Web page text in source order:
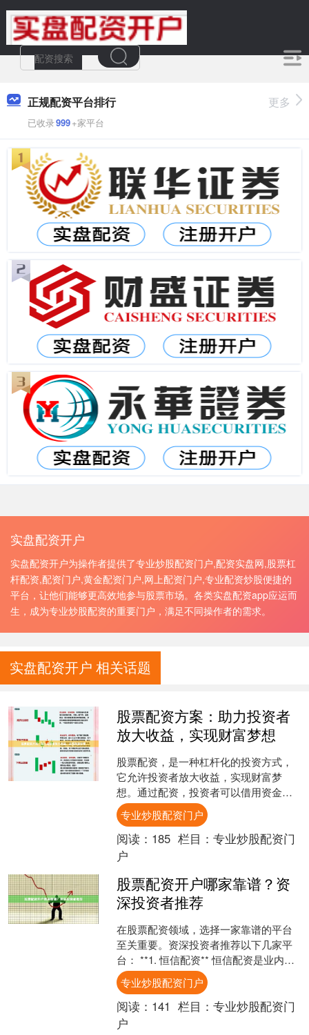
正规配资平台排行
已收录999+家平台
更多
实盘配资开户
实盘配资开户为操作者提供了专业炒股配资门户,配资实盘网,股票杠
杆配资,配资门户,黄金配资门户,网上配资门户,专业配资炒股便捷的
平台，让他们能够更高效地参与股票市场。各类实盘配资app应运而
生，成为专业炒股配资的重要门户，满足不同操作者的需求。
实盘配资开户 相关话题
股票配资方案：助力投资者
放大收益，实现财富梦想
股票配资，是一种杠杆化的投资方式，
它允许投资者放大收益，实现财富梦
想。通过配资，投资者可以借用资金，
以更高的杠杆率进行股票投资。 股票配
资方案通常提供多种杠杆倍....
专业炒股配资门户
阅读： 185 栏目： 专业炒股配资门
户
股票配资开户哪家靠谱？资
深投资者推荐
在股票配资领域，选择一家靠谱的平台
至关重要。资深投资者推荐以下几家平
台： **1. 恒信配资** 恒信配资是业内领
先的配资平台，拥有多年运营经验和良
好的口碑。平....
专业炒股配资门户
阅读： 141 栏目： 专业炒股配资门
户